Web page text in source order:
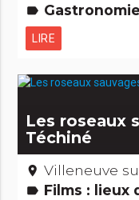
label Gastronomie
LIRE
Les roseaux
Téchiné
place Villeneuve
label Films : lieux